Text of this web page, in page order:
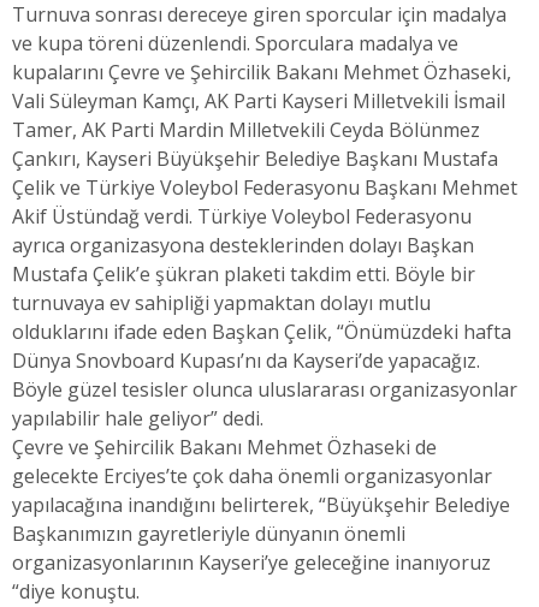
Turnuva sonrası dereceye giren sporcular için madalya
ve kupa töreni düzenlendi. Sporculara madalya ve
kupalarını Çevre ve Şehircilik Bakanı Mehmet Özhaseki,
Vali Süleyman Kamçı, AK Parti Kayseri Milletvekili İsmail
Tamer, AK Parti Mardin Milletvekili Ceyda Bölünmez
Çankırı, Kayseri Büyükşehir Belediye Başkanı Mustafa
Çelik ve Türkiye Voleybol Federasyonu Başkanı Mehmet
Akif Üstündağ verdi. Türkiye Voleybol Federasyonu
ayrıca organizasyona desteklerinden dolayı Başkan
Mustafa Çelik’e şükran plaketi takdim etti. Böyle bir
turnuvaya ev sahipliği yapmaktan dolayı mutlu
olduklarını ifade eden Başkan Çelik, “Önümüzdeki hafta
Dünya Snovboard Kupası’nı da Kayseri’de yapacağız.
Böyle güzel tesisler olunca uluslararası organizasyonlar
yapılabilir hale geliyor” dedi.
Çevre ve Şehircilik Bakanı Mehmet Özhaseki de
gelecekte Erciyes’te çok daha önemli organizasyonlar
yapılacağına inandığını belirterek, “Büyükşehir Belediye
Başkanımızın gayretleriyle dünyanın önemli
organizasyonlarının Kayseri’ye geleceğine inanıyoruz
“diye konuştu.